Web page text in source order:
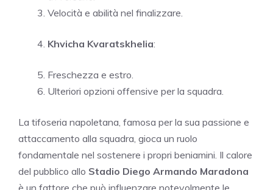
Velocità e abilità nel finalizzare.
Khvicha Kvaratskhelia:
Freschezza e estro.
Ulteriori opzioni offensive per la squadra.
La tifoseria napoletana, famosa per la sua passione e
attaccamento alla squadra, gioca un ruolo
fondamentale nel sostenere i propri beniamini. Il calore
del pubblico allo Stadio Diego Armando Maradona
è un fattore che può influenzare notevolmente le